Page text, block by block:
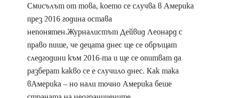
Смисълът от това, което се случва в Америка
през 2016 година остава
непонятен.Журналистът Дейвид Леонард с
право пише, че децата днес ще се обръщат
следгодини към 2016-та и ще се опитват да
разберат какво се е случило днес. Как така
вАмерика – но нали точно Америка беше